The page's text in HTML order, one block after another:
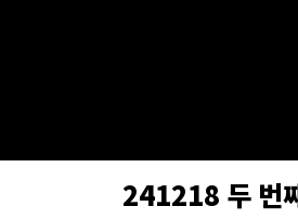
241218 두 번